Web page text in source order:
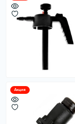
Акция